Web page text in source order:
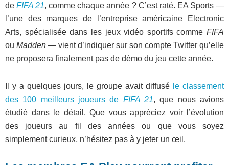
deFIFA 21, comme chaque année ? C’est raté. EA Sports —
l’une des marques de l’entreprise américaine Electronic
Arts, spécialisée dans les jeux vidéo sportifs comme FIFA
ou Madden — vient d’indiquer sur son compte Twitter qu’elle
ne proposera finalement pas de démo du jeu cette année.
Il y a quelques jours, le groupe avait diffusé le classement
des 100 meilleurs joueurs de FIFA 21, que nous avions
étudié dans le détail. Que vous appréciez voir l’évolution
des joueurs au fil des années ou que vous soyez
simplement curieux, n’hésitez pas à y jeter un œil.